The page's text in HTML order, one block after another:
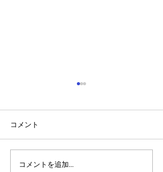
アルゴランドのポスト量
コメント
コメントを追加…